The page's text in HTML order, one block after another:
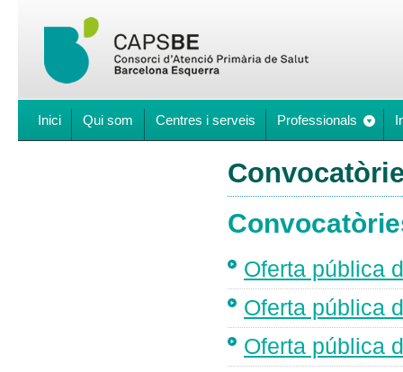
Inici Qui som Centres i serveis Professionals
Oferta pública
Oferta pública
Oferta pública